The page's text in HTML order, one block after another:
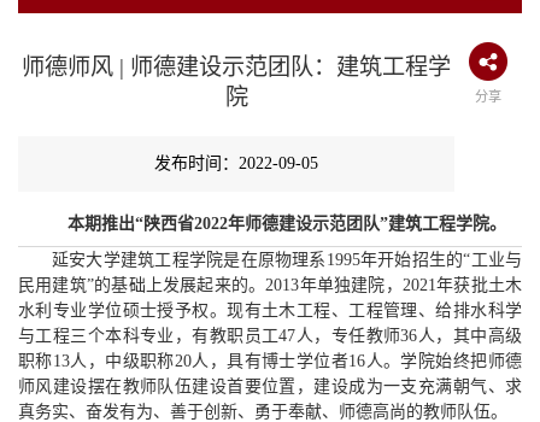
师德师风 | 师德建设示范团队：建筑工程学
院
分享
发布时间：2022-09-05
本期推出“陕西省2022年师德建设示范团队”建筑工程学院。
延安大学建筑工程学院是在原物理系1995年开始招生的“工业与
民用建筑”的基础上发展起来的。2013年单独建院，2021年获批土木
水利专业学位硕士授予权。现有土木工程、工程管理、给排水科学
与工程三个本科专业，有教职员工47人，专任教师36人，其中高级
职称13人，中级职称20人，具有博士学位者16人。学院始终把师德
师风建设摆在教师队伍建设首要位置，建设成为一支充满朝气、求
真务实、奋发有为、善于创新、勇于奉献、师德高尚的教师队伍。